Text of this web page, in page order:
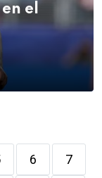
el
6 7